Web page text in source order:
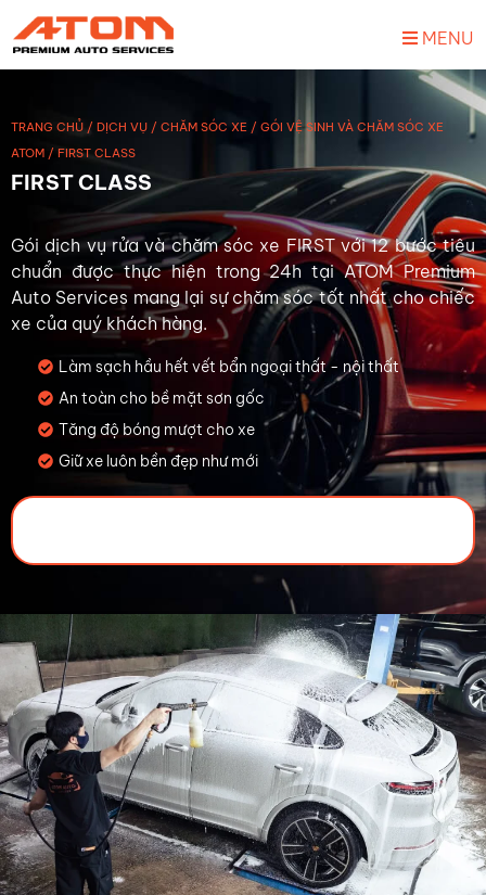
MENU
TRANG CHỦ / DỊCH VỤ / CHĂM SÓC XE / GÓI VỆ SINH VÀ CHĂM SÓC XE
ATOM / FIRST CLASS
FIRST CLASS
Gói dịch vụ rửa và chăm sóc xe FIRST với 12 bước tiêu
chuẩn được thực hiện trong 24h tại ATOM Premium
Auto Services mang lại sự chăm sóc tốt nhất cho chiếc
xe của quý khách hàng.
Làm sạch hầu hết vết bẩn ngoại thất - nội thất
An toàn cho bề mặt sơn gốc
Tăng độ bóng mượt cho xe
Giữ xe luôn bền đẹp như mới